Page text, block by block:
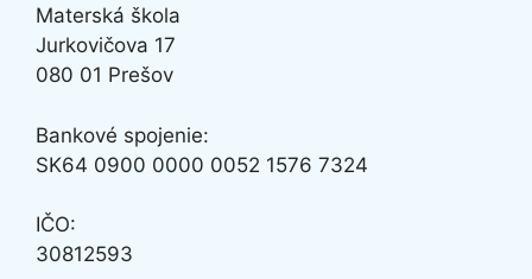
Materská škola
Jurkovičova 17
080 01 Prešov
Bankové spojenie:
SK64 0900 0000 0052 1576 7324
IČO:
30812593